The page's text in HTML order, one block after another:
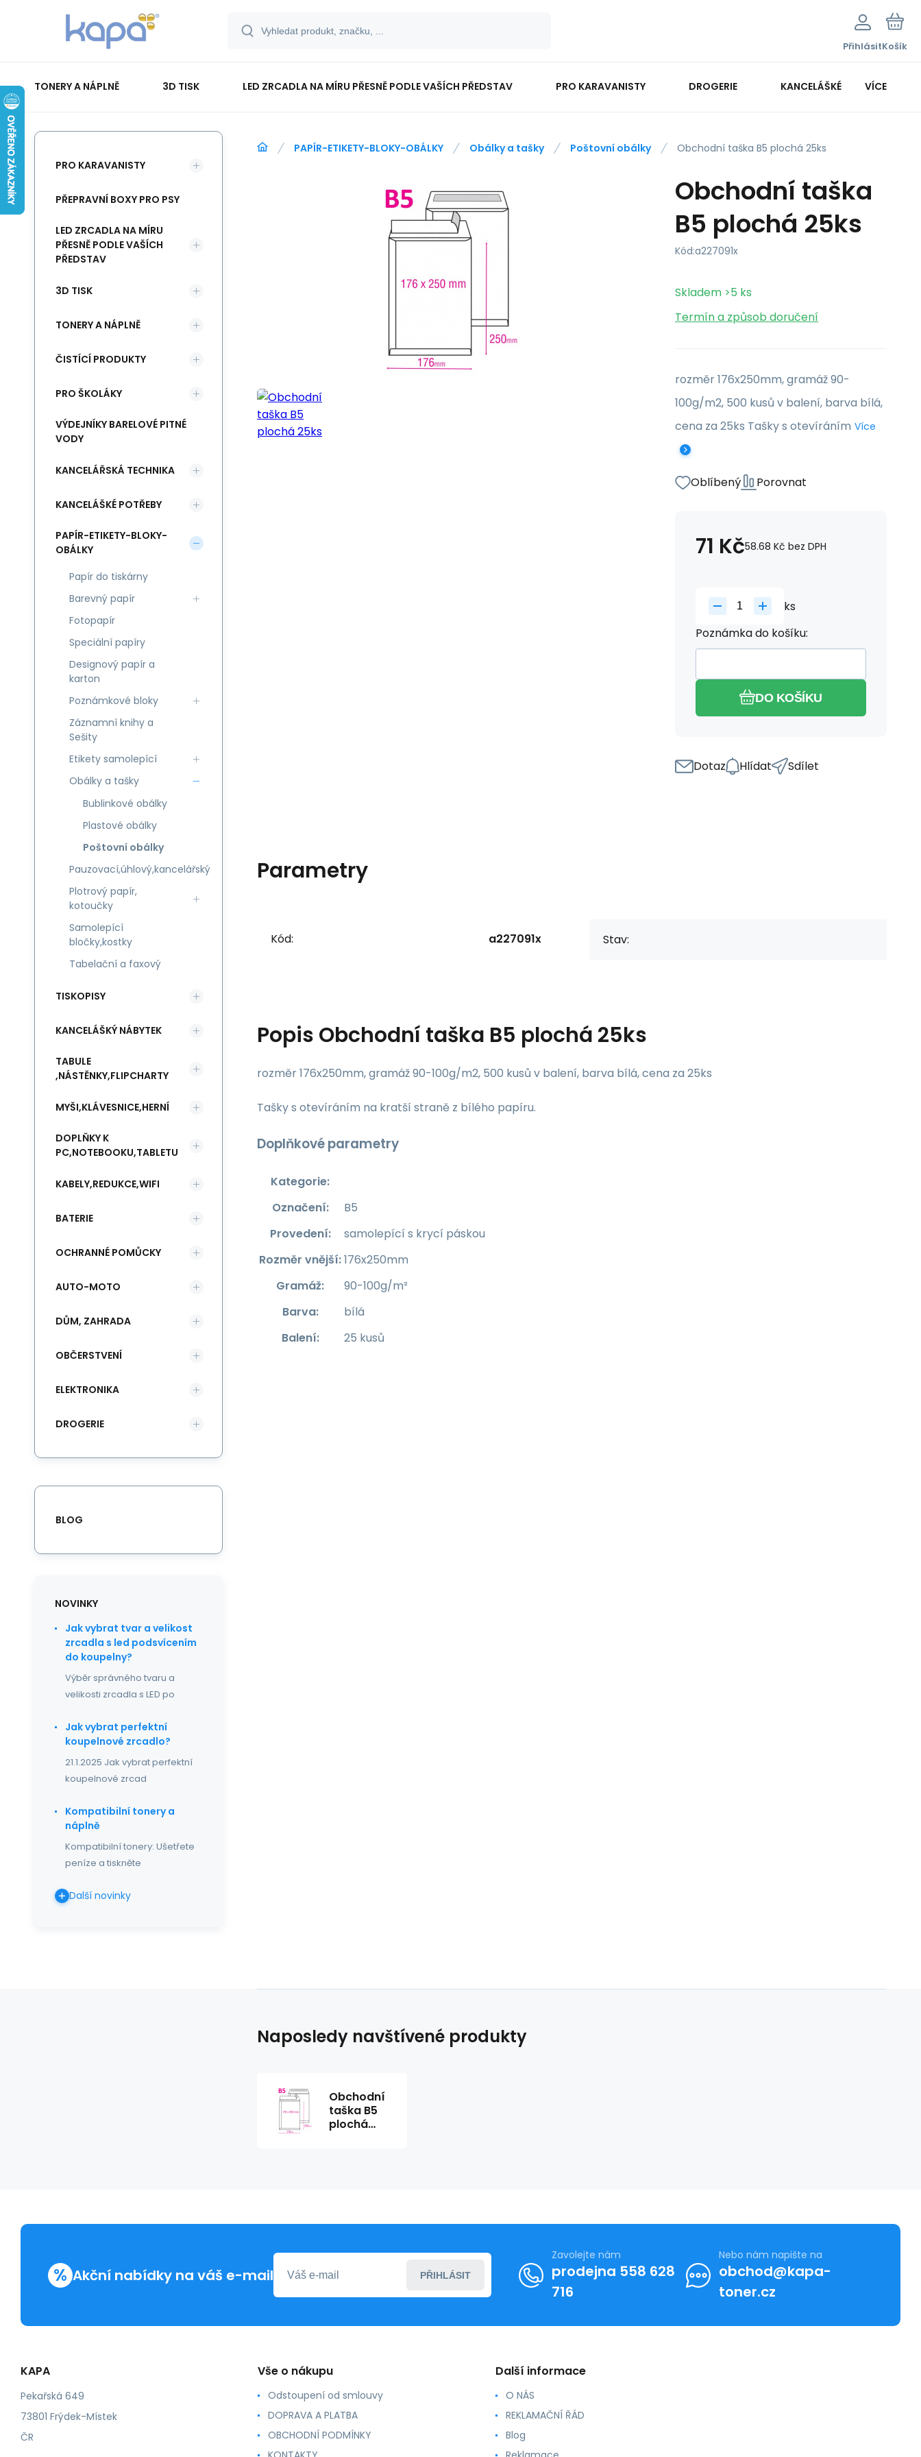
PřihlásitKošík
TONERY A NÁPLNĚ 3D TISK LED ZRCADLA NA MÍRU PŘESNĚ PODLE VAŠÍCH PŘEDSTAV PRO KARAVANISTY DROGERIE KANCELÁŠKÉ POTŘEBY
PAPÍR-ETIKETY-BLOKY-OBÁLKY
VÍCE
PAPÍR-ETIKETY-BLOKY-OBÁLKY Obálky a tašky Poštovní obálky Obchodní taška B5 plochá 25ks
Obchodní taška
B5 plochá 25ks
Kód:a227091x
Skladem >5 ks
Termín a způsob doručení
rozměr 176x250mm, gramáž 90-
100g/m2, 500 kusů v balení, barva bílá,
cena za 25ks Tašky s otevíráním Více
Oblíbený Porovnat
71 Kč58.68 Kč bez DPH
ks
Poznámka do košíku:
DO KOŠÍKU
Dotaz Hlídat Sdílet
Parametry
Kód: a227091x Stav:
Popis Obchodní taška B5 plochá 25ks
rozměr 176x250mm, gramáž 90-100g/m2, 500 kusů v balení, barva bílá, cena za 25ks
Tašky s otevíráním na kratší straně z bílého papíru.
Doplňkové parametry
Kategorie:
Označení:
B5
Provedení:
samolepící s krycí páskou
Rozměr vnější:176x250mm
Gramáž:
90-100g/m²
Barva:
bílá
Balení: 25 kusů
PRO KARAVANISTY
PŘEPRAVNÍ BOXY PRO PSY
LED ZRCADLA NA MÍRU
PŘESNĚ PODLE VAŠÍCH
PŘEDSTAV
3D TISK
TONERY A NÁPLNĚ
ČISTÍCÍ PRODUKTY
PRO ŠKOLÁKY
VÝDEJNÍKY BARELOVÉ PITNÉ
VODY
KANCELÁŘSKÁ TECHNIKA
KANCELÁŠKÉ POTŘEBY
PAPÍR-ETIKETY-BLOKY-
OBÁLKY
Papír do tiskárny
Barevný papír
Fotopapír
Speciální papíry
Designový papír a
karton
Poznámkové bloky
Záznamní knihy a
Sešity
Etikety samolepící
Obálky a tašky
Bublinkové obálky
Plastové obálky
Poštovní obálky
Pauzovací,úhlový,kancelářský
Plotrový papír,
kotoučky
Samolepící
bločky,kostky
Tabelační a faxový
TISKOPISY
KANCELÁŠKÝ NÁBYTEK
TABULE
,NÁSTĚNKY,FLIPCHARTY
MYŠI,KLÁVESNICE,HERNÍ
DOPLŇKY K
PC,NOTEBOOKU,TABLETU
KABELY,REDUKCE,WIFI
BATERIE
OCHRANNÉ POMŮCKY
AUTO-MOTO
DŮM, ZAHRADA
OBČERSTVENÍ
ELEKTRONIKA
DROGERIE
BLOG
NOVINKY
Jak vybrat tvar a velikost
zrcadla s led podsvícením
do koupelny?
Výběr správného tvaru a
velikosti zrcadla s LED po
Jak vybrat perfektní
koupelnové zrcadlo?
21.1.2025 Jak vybrat perfektní
koupelnové zrcad
Kompatibilní tonery a
náplně
Kompatibilní tonery: Ušetřete
peníze a tiskněte
Další novinky
Naposledy navštívené produkty
Obchodní
taška B5
plochá
% Akční nabídky na váš e-mail PŘIHLÁSIT
Zavolejte nám
prodejna 558 628
716
Nebo nám napište na
obchod@kapa-
toner.cz
KAPA
Pekařská 649
73801 Frýdek-Místek
ČR
Vše o nákupu
Odstoupení od smlouvy
DOPRAVA A PLATBA
OBCHODNÍ PODMÍNKY
Další informace
O NÁS
REKLAMAČNÍ ŘÁD
Blog